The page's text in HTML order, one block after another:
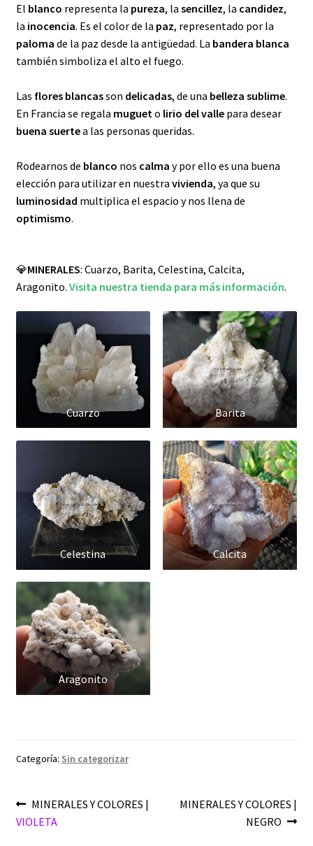
El blanco representa la pureza, la sencillez, la candidez,
la inocencia. Es el color de la paz, representado por la
paloma de la paz desde la antigüedad. La bandera blanca
también simboliza el alto el fuego.
Las flores blancasson delicadas, de una belleza sublime.
En Francia se regala muguet o lirio del vallepara desear
buena suertea las personas queridas.
Rodearnos de blanco nos calma y por ello es una buena
elección para utilizar en nuestra vivienda, ya que su
luminosidad multiplica el espacio y nos llena de
optimismo.
💎MINERALES: Cuarzo, Barita, Celestina, Calcita,
Aragonito. Visita nuestra tienda para más información.
Cuarzo Barita
Celestina Calcita
Aragonito
Categoría: Sin categorizar
Navegación
de
Anterior:
MINERALES Y COLORES |
VIOLETA
Siguiente:
MINERALES Y COLORES |
NEGRO